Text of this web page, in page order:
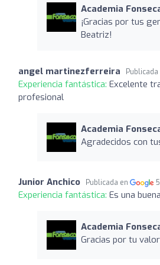
Academia
¡Gracias por tus
Beatriz!
angel martinezferreira Publicada
Experiencia fantástica: Excelente
profesional
Academia
Agradecidos con
Junior Anchico Publicada en
Experiencia fantástica: Es una
Academia
Gracias por tu